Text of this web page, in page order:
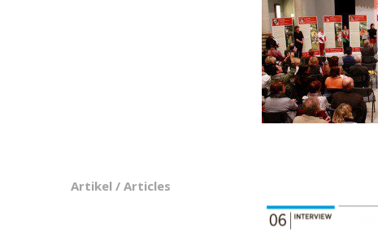
Artikel / Articles